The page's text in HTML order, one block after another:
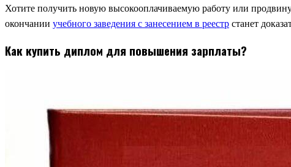
Хотите получить новую высокооплачиваемую работу или
окончании учебного заведения с занесением в реестрстанет
Как купить диплом для повышения зарплаты?